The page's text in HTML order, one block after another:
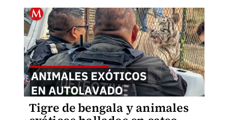
Tigre de bengala y animales